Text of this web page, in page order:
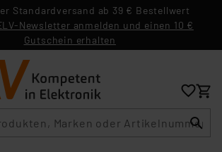
Standardversand ab 39 € Bestellwert
Newsletter anmelden und einen 10 €
Gutschein erhalten